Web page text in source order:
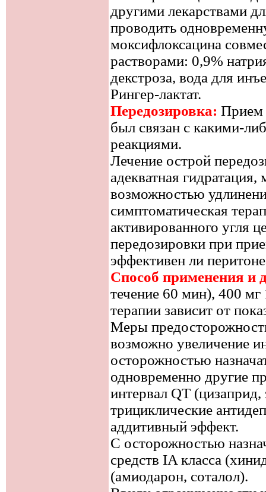
другими лекарствами
проводить
моксифлоксацина
растворами: 0,9%
декстроза, вода для
Рингер-лактат.
Передозировка: Прием
был связан с какими-
реакциями.
Лечение острой
адекватная
возможностью
симптоматическая
активированного угля
передозировки при
эффективен ли
Способ применения и
течение 60 мин), 400 мг
терапии зависит от
Меры
возможно увеличение
осторожностью
одновременно другие
интервал QT
трициклические
аддитивный эффект.
С осторожностью
средств IA класса
(амиодарон, соталол).